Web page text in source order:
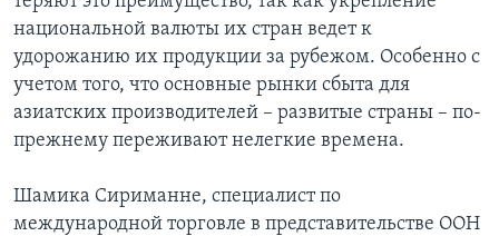
национальной валюты их стран ведет к
удорожанию их продукции за рубежом. Особенно с
учетом того, что основные рынки сбыта для
азиатских производителей – развитые страны – по-
прежнему переживают нелегкие времена.
Шамика Сириманне, специалист по
международной торговле в представительстве ООН